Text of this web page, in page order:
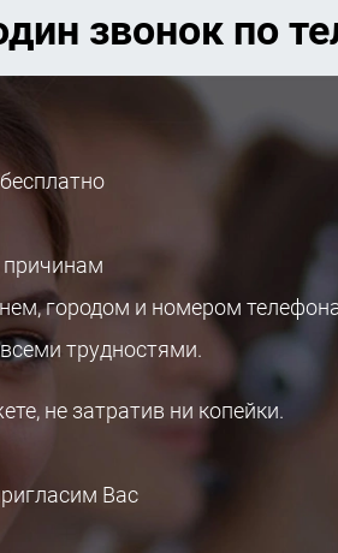
звонок по
причинам
городом и номером
трудностями.
не затратив ни копейки.
Вас